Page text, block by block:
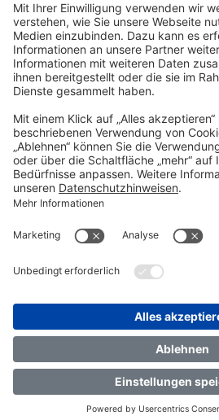
Kontakt
TRANSFORM
Über unsFAQ
Cookie-